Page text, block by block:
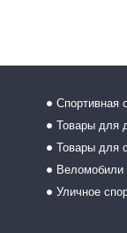
Спортивная
Товары для
Товары для
Веломобили
Уличное